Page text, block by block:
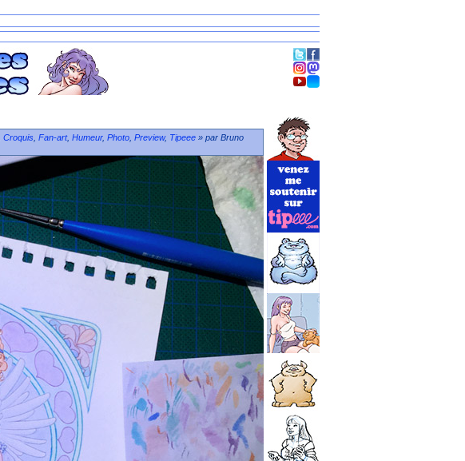
Croquis Fan-art, Humeur, Photo Preview, Tipeee » par Bruno